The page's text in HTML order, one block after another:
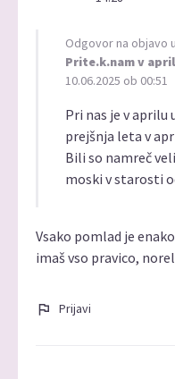
Odgovor na objavo
Prite.k.nam v
10.06.2025 ob 00:51
Pri nas je v
prejšnja leta v
Bili so namreč
moski v starosti
Vsako pomlad je
imaš vso pravico,
Prijavi